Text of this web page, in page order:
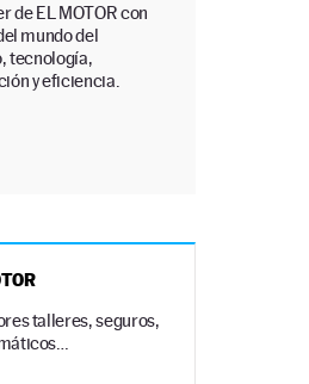
de EL MOTOR con
mundo del
tecnología,
y eficiencia.
talleres, seguros,